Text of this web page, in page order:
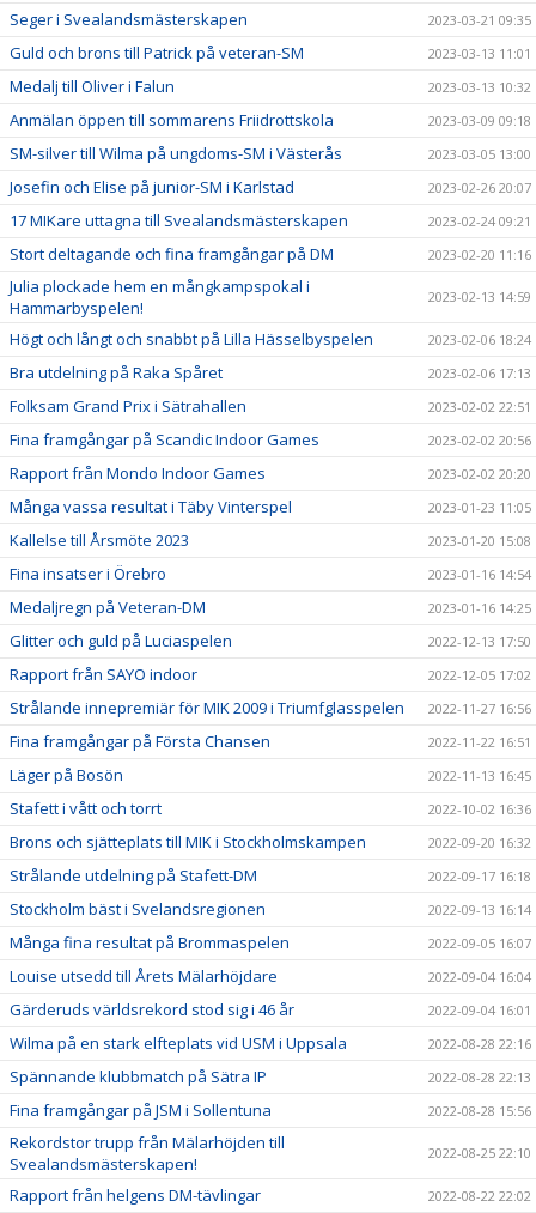
Seger i Svealandsmästerskapen 2023-03-21 09:35
Guld och brons till Patrick på veteran-SM 2023-03-13 11:01
Medalj till Oliver i Falun 2023-03-13 10:32
Anmälan öppen till sommarens Friidrottskola 2023-03-09 09:18
SM-silver till Wilma på ungdoms-SM i Västerås 2023-03-05 13:00
Josefin och Elise på junior-SM i Karlstad 2023-02-26 20:07
17 MIKare uttagna till Svealandsmästerskapen 2023-02-24 09:21
Stort deltagande och fina framgångar på DM 2023-02-20 11:16
Julia plockade hem en mångkampspokal i
Hammarbyspelen!
2023-02-13 14:59
Högt och långt och snabbt på Lilla Hässelbyspelen 2023-02-06 18:24
Bra utdelning på Raka Spåret 2023-02-06 17:13
Folksam Grand Prix i Sätrahallen 2023-02-02 22:51
Fina framgångar på Scandic Indoor Games 2023-02-02 20:56
Rapport från Mondo Indoor Games 2023-02-02 20:20
Många vassa resultat i Täby Vinterspel 2023-01-23 11:05
Kallelse till Årsmöte 2023 2023-01-20 15:08
Fina insatser i Örebro 2023-01-16 14:54
Medaljregn på Veteran-DM 2023-01-16 14:25
Glitter och guld på Luciaspelen 2022-12-13 17:50
Rapport från SAYO indoor 2022-12-05 17:02
Strålande innepremiär för MIK 2009 i Triumfglasspelen 2022-11-27 16:56
Fina framgångar på Första Chansen 2022-11-22 16:51
Läger på Bosön 2022-11-13 16:45
Stafett i vått och torrt 2022-10-02 16:36
Brons och sjätteplats till MIK i Stockholmskampen 2022-09-20 16:32
Strålande utdelning på Stafett-DM 2022-09-17 16:18
Stockholm bäst i Svelandsregionen 2022-09-13 16:14
Många fina resultat på Brommaspelen 2022-09-05 16:07
Louise utsedd till Årets Mälarhöjdare 2022-09-04 16:04
Gärderuds världsrekord stod sig i 46 år 2022-09-04 16:01
Wilma på en stark elfteplats vid USM i Uppsala 2022-08-28 22:16
Spännande klubbmatch på Sätra IP 2022-08-28 22:13
Fina framgångar på JSM i Sollentuna 2022-08-28 15:56
Rekordstor trupp från Mälarhöjden till
Svealandsmästerskapen!
2022-08-25 22:10
Rapport från helgens DM-tävlingar 2022-08-22 22:02